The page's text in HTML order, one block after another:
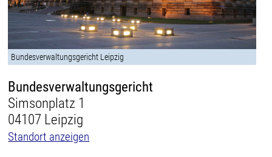
Bundesverwaltungsgericht Leipzig
Bundesverwaltungsgericht
Simsonplatz 1
04107 Leipzig
Standort anzeigen